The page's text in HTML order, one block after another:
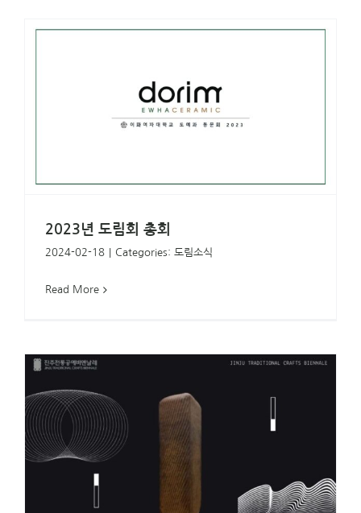
2023년 도림회 총회
2024-02-18 Categories: 도림소식
Read More